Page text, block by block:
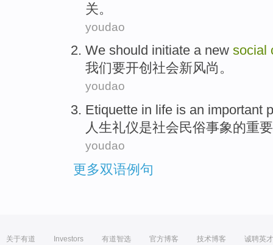
关。
youdao
We should initiate a new social
我们要开创 社会新风尚 。
youdao
Etiquette in life is an important
人生礼仪是社会民俗事象的重要
youdao
更多双语例句
关于有道 Investors 有道智选 官方博客 技术博客 诚聘英才